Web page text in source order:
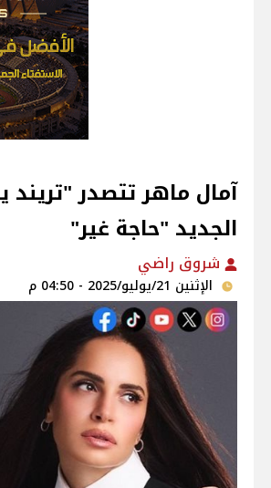
آمال ماهر تتصدر "تريند
الجديد "حاجة غير"‎
شروق راضي
الإثنين 21/يوليو/2025 - 04:50 م